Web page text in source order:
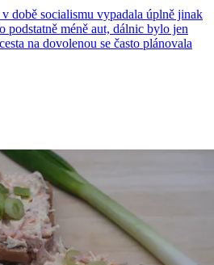
době socialismu vypadala úplně jinak
podstatně méně aut, dálnic bylo jen
na dovolenou se často plánovala